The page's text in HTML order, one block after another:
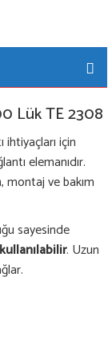
Lük TE 2308
için
elemanıdır.
ve bakım
sayesinde
. Uzun